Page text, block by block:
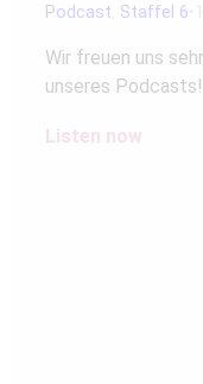
Podcast Staffel 6
Wir freuen uns
unseres
Listen now